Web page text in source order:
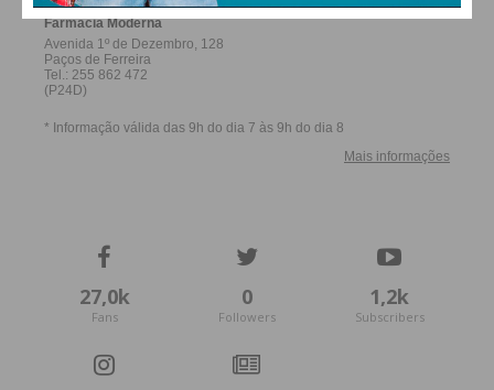
27,0k
Fans
0
Followers
1,2k
Subscribers